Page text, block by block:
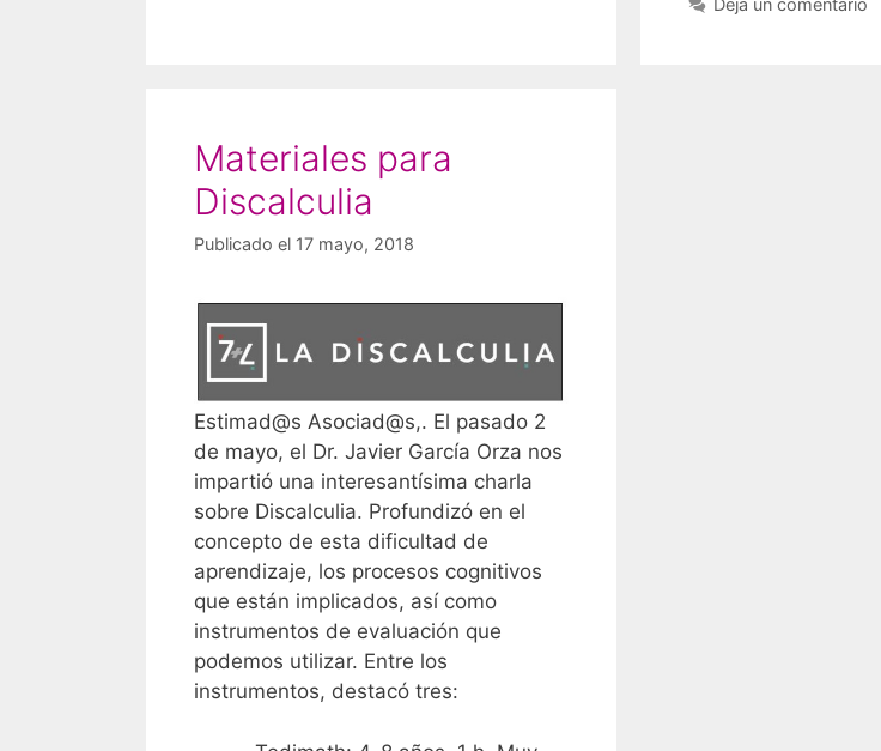
Materiales para
Discalculia
Publicado el 17 mayo, 2018
Estimad@s Asociad@s,. El pasado 2
de mayo, el Dr. Javier García Orza nos
impartió una interesantísima charla
sobre Discalculia. Profundizó en el
concepto de esta dificultad de
aprendizaje, los procesos cognitivos
que están implicados, así como
instrumentos de evaluación que
podemos utilizar. Entre los
instrumentos, destacó tres: